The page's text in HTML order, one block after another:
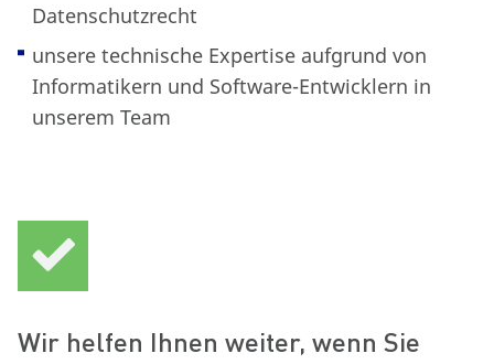
Datenschutzrecht
unsere technische Expertise aufgrund von
Informatikern und Software-Entwicklern in
unserem Team
Wir helfen Ihnen weiter, wenn Sie